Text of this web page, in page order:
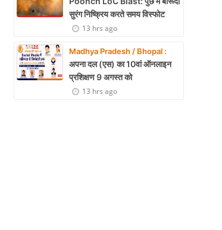
सुरंग निष्क्रिय करते समय विस्फोट
13 hrs ago
Madhya Pradesh / Bhopal :
अपना दल (एस) का 10वां ऑनलाइन
प्रशिक्षण 9 अगस्त को
13 hrs ago